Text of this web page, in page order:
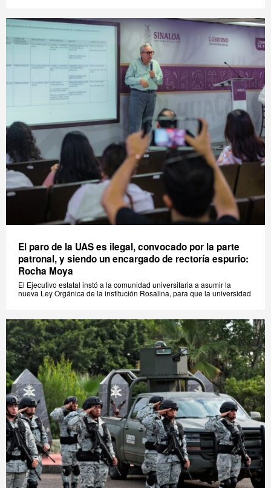
El paro de la UAS es ilegal, convocado por la parte
patronal, y siendo un encargado de rectoría espurio:
Rocha Moya
El Ejecutivo estatal instó a la comunidad universitaria a asumir la
nueva Ley Orgánica de la institución Rosalina, para que la universidad